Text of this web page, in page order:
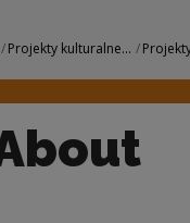
Projekty kulturalne...